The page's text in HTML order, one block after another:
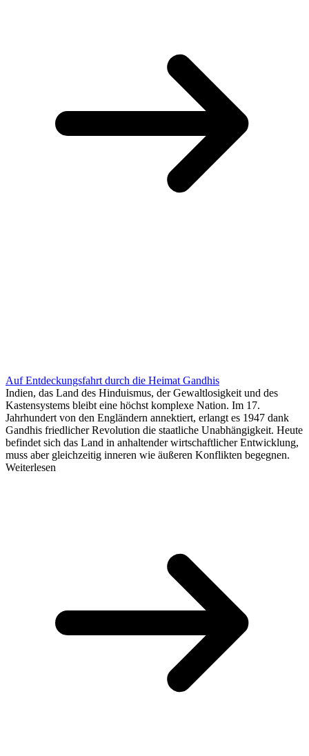
Auf Entdeckungsfahrt durch die Heimat Gandhis
Indien, das Land des Hinduismus, der Gewaltlosigkeit und des
Kastensystems bleibt eine höchst komplexe Nation. Im 17.
Jahrhundert von den Engländern annektiert, erlangt es 1947 dank
Gandhis friedlicher Revolution die staatliche Unabhängigkeit. Heute
befindet sich das Land in anhaltender wirtschaftlicher Entwicklung,
muss aber gleichzeitig inneren wie äußeren Konflikten begegnen.
Weiterlesen